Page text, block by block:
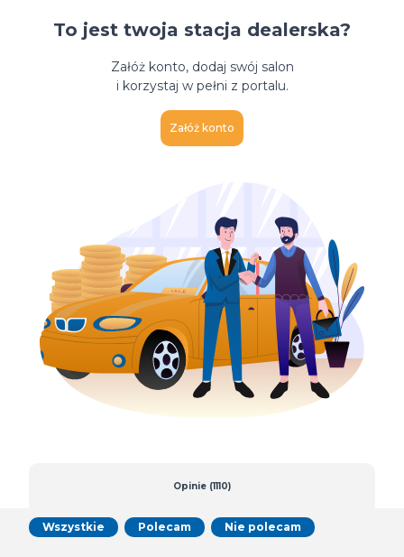
To jest twoja stacja dealerska?
Załóż konto, dodaj swój salon
i korzystaj w pełni z portalu.
Załóż konto
Opinie (1110)
Wszystkie Polecam Nie polecam